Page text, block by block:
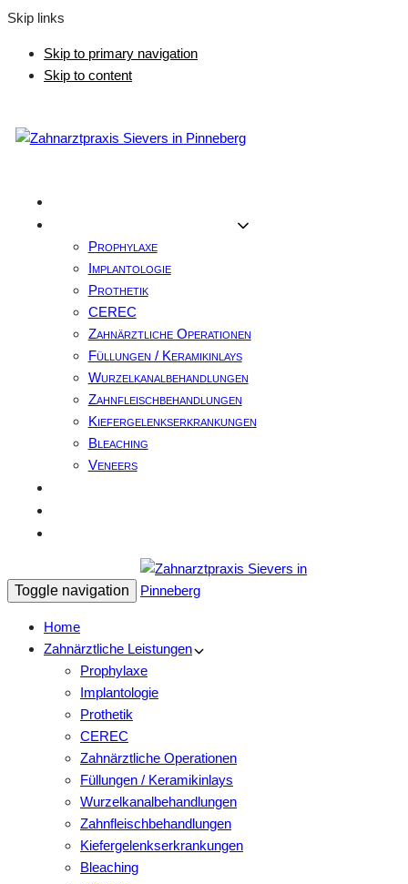
Skip links
Skip to primary navigation
Skip to content
Prophylaxe
Implantologie
Prothetik
CEREC
Zahnärztliche Operationen
Füllungen / Keramikinlays
Wurzelkanalbehandlungen
Zahnfleischbehandlungen
Kiefergelenkserkrankungen
Bleaching
Veneers
Toggle navigation
Home
Zahnärztliche Leistungen
Prophylaxe
Implantologie
Prothetik
CEREC
Zahnärztliche Operationen
Füllungen / Keramikinlays
Wurzelkanalbehandlungen
Zahnfleischbehandlungen
Kiefergelenkserkrankungen
Bleaching